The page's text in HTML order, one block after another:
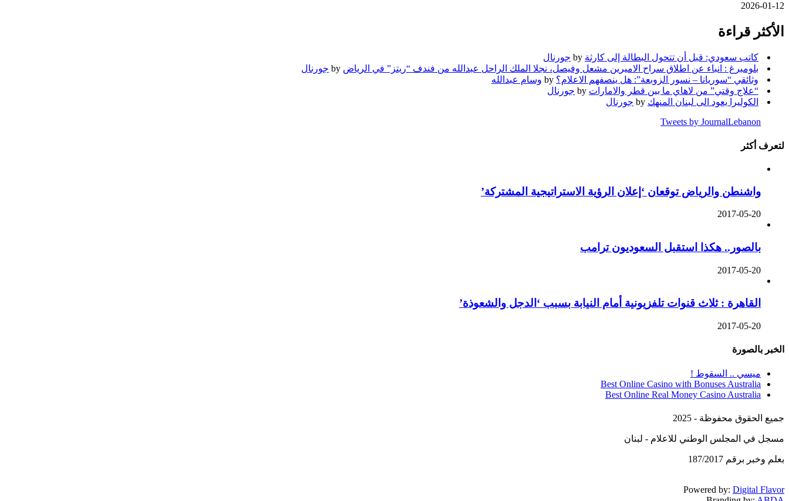
2026-01-12
الأكثر قراءة
كاتب سعودي: قبل أن تتحول البطالة إلى كارثة by جورنال
بلومبرغ : انباء عن اطلاق سراح الاميرين مشعل وفيصل، نجلا الملك الراحل عبدالله من فندف “ريتز” في الرياض by جورنال
وثائقي “سوريانا – نسور الزوبعة”: هل ينصفهم الاعلام؟ by وسام عبدالله
“علاج وقتي” من لاهاي ما بين قطر والامارات by جورنال
الكوليرا يعود الى لبنان المنهك by جورنال
Tweets by JournalLebanon
لتعرف أكثر
واشنطن والرياض توقعان ‘إعلان الرؤية الاستراتيجية المشتركة’
2017-05-20
بالصور.. هكذا استقبل السعوديون ترامب
2017-05-20
القاهرة : ثلاث قنوات تلفزيونية أمام النيابة بسبب ‘الدجل والشعوذة’
2017-05-20
الخبر بالصورة
ميسي .. السقوط !
Best Online Casino with Bonuses Australia
Best Online Real Money Casino Australia
جميع الحقوق محفوظة - 2025
مسجل في المجلس الوطني للاعلام - لبنان
بعلم وخبر برقم 187/2017
Powered by: Digital Flavor